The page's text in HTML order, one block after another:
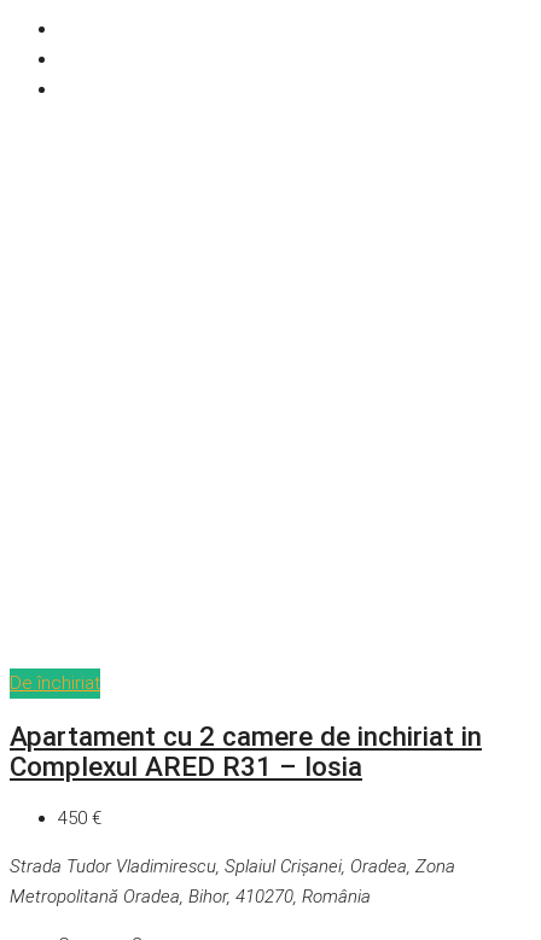
De închiriat
Apartament cu 2 camere de inchiriat in
Complexul ARED R31 – Iosia
450 €
Strada Tudor Vladimirescu, Splaiul Crișanei, Oradea, Zona
Metropolitană Oradea, Bihor, 410270, România